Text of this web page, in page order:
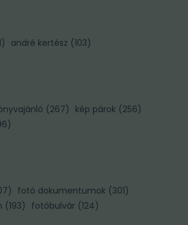
) andré kertész (103)
(267) kép párok (256)
)
) fotó dokumentumok (301)
(193) fotóbulvár (124)